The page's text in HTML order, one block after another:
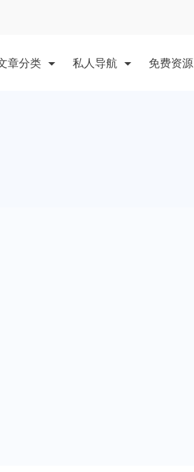
章分类 私人导航 免费资源